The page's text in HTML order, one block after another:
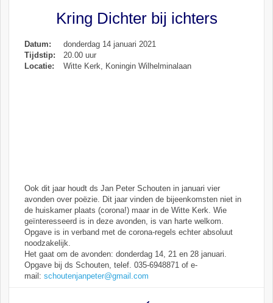
Kring Dichter bij ichters
Datum:
donderdag 14 januari 2021
Tijdstip:
20.00 uur
Locatie:
Witte Kerk, Koningin Wilhelminalaan
Ook dit jaar houdt ds Jan Peter Schouten in januari vier
avonden over poëzie. Dit jaar vinden de bijeenkomsten niet in
de huiskamer plaats (corona!) maar in de Witte Kerk. Wie
geïnteresseerd is in deze avonden, is van harte welkom.
Opgave is in verband met de corona-regels echter absoluut
noodzakelijk.
Het gaat om de avonden: donderdag 14, 21 en 28 januari.
Opgave bij ds Schouten, telef. 035-6948871 of e-
mail:schoutenjanpeter@gmail.com